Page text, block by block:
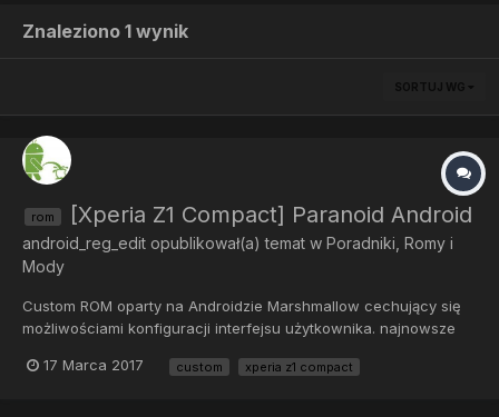
Znaleziono 1 wynik
SORTUJ WG
rom [Xperia Z1 Compact] Paranoid Android
android_reg_edit opublikował(a) temat w Poradniki, Romy i
Mody
Custom ROM oparty na Androidzie Marshmallow cechujący się
możliwościami konfiguracji interfejsu użytkownika. najnowsze
systemu z poziomu TWRP. Przenieś ROM oraz Gapps na kartę
17 Marca 2017 custom xperia z1 compact